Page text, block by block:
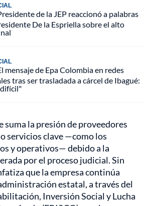
de la JEP reaccionó a palabras
De la Espriella sobre el alto
mensaje de Epa Colombia en redes
tras ser trasladada a cárcel de Ibagué:
suma la presión de proveedores
servicios clave —como los
y operativos— debido a la
por el proceso judicial. Sin
que la empresa continúa
estatal, a través del
Inversión Social y Lucha